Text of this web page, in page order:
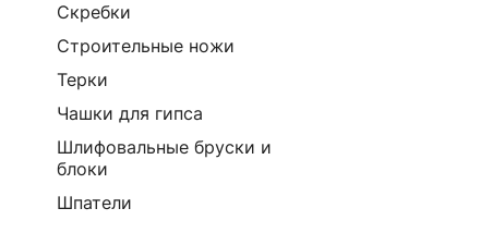
Скребки
Строительные ножи
Терки
Чашки для гипса
Шлифовальные бруски и
блоки
Шпатели